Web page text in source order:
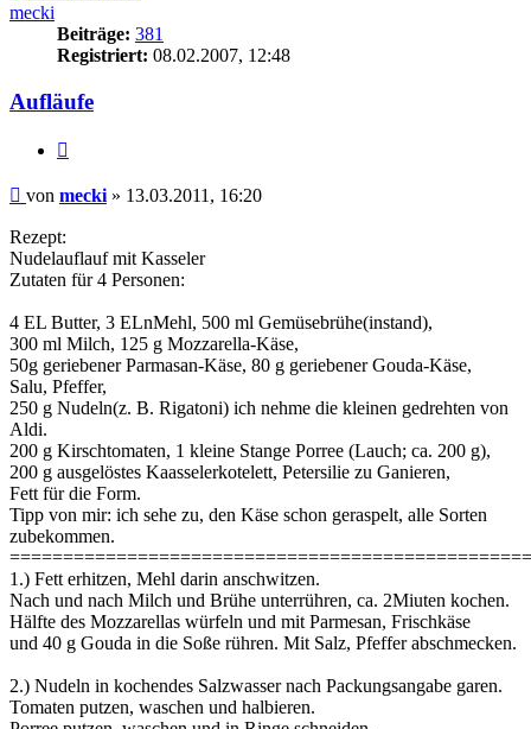
mecki
Beiträge: 381
Registriert: 08.02.2007, 12:48
Aufläufe
Beitrag
von mecki » 13.03.2011, 16:20
Rezept:
Nudelauflauf mit Kasseler
Zutaten für 4 Personen:
4 EL Butter, 3 ELnMehl, 500 ml Gemüsebrühe(instand),
300 ml Milch, 125 g Mozzarella-Käse,
50g geriebener Parmasan-Käse, 80 g geriebener Gouda-Käse,
Salu, Pfeffer,
250 g Nudeln(z. B. Rigatoni) ich nehme die kleinen gedrehten von
Aldi.
200 g Kirschtomaten, 1 kleine Stange Porree (Lauch; ca. 200 g),
200 g ausgelöstes Kaasselerkotelett, Petersilie zu Ganieren,
Fett für die Form.
Tipp von mir: ich sehe zu, den Käse schon geraspelt, alle Sorten
zubekommen.
1.) Fett erhitzen, Mehl darin anschwitzen.
Nach und nach Milch und Brühe unterrühren, ca. 2Miuten kochen.
Hälfte des Mozzarellas würfeln und mit Parmesan, Frischkäse
und 40 g Gouda in die Soße rühren. Mit Salz, Pfeffer abschmecken.
2.) Nudeln in kochendes Salzwasser nach Packungsangabe garen.
Tomaten putzen, waschen und halbieren.